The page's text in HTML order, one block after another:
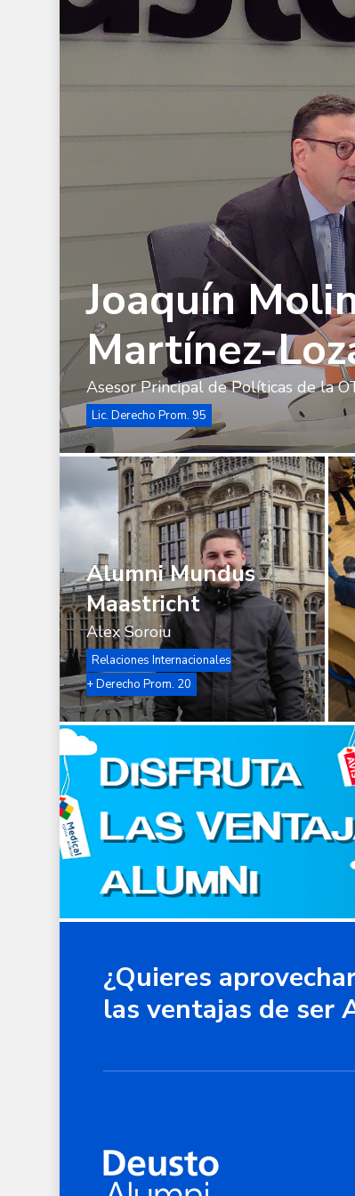
Joaquín
Martínez-
Asesor Principal de Políticas de la
Lic. Derecho Prom. 95
Alumni
Mundus
Maastricht
Alumni Mundus
Maastricht
Alex Soroiu
Relaciones Internacionales
+ Derecho Prom. 20
¿Quieres
las ventajas de ser